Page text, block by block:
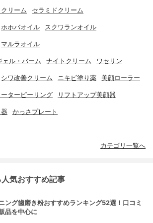
リーム セラミドクリーム
ホホバオイル スクワランオイル
マルラオイル
ェル・バーム ナイトクリーム ワセリン
シワ改善クリーム ニキビ塗り薬 美顔ローラー
ーターピーリング リフトアップ美顔器
かっさプレート
カテゴリ一覧へ
気おすすめ記事
ング歯磨き粉おすすめランキング52選！口コミ
品を中心に